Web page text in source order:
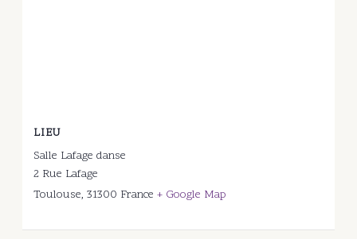
LIEU
Salle Lafage danse
2 Rue Lafage
Toulouse, 31300 France + Google Map